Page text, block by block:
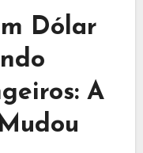
Dólar
A